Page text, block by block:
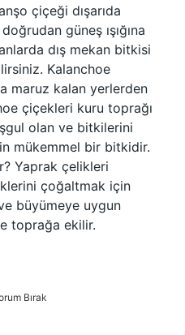
çiçeği dışarıda
güneş ışığına
dış mekan bitkisi
Kalanchoe
maruz kalan yerlerden
çiçekleri kuru toprağı
olan ve bitkilerini
mükemmel bir bitkidir.
Yaprak çelikleri
çoğaltmak için
büyümeye uygun
toprağa ekilir.
Bırak